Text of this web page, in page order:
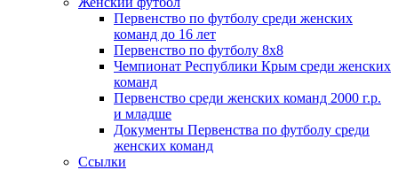
Первенство по футболу среди женских
команд до 16 лет
Первенство по футболу 8х8
Чемпионат Республики Крым среди женских
команд
Первенство среди женских команд 2000 г.р.
и младше
Документы Первенства по футболу среди
женских команд
Ссылки